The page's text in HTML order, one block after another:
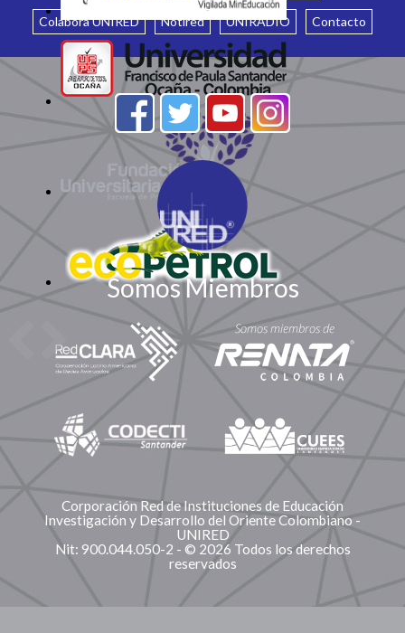
Colabora UNIRED Notired UNIRADIO Contacto
Somos Miembros
Corporación Red de Instituciones de Educación
Investigación y Desarrollo del Oriente Colombiano -
UNIRED
Nit: 900.044.050-2 - © 2026 Todos los derechos
reservados